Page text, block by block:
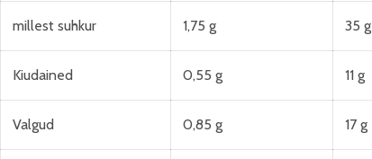
millest suhkur 1,75 g 35 g
Kiudained 0,55 g 11 g
Valgud 0,85 g 17 g